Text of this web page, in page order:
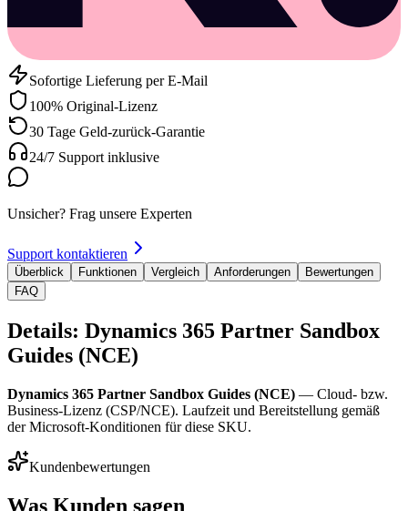
Sofortige Lieferung per E-Mail
100% Original-Lizenz
30 Tage Geld-zurück-Garantie
24/7 Support inklusive
Unsicher? Frag unsere Experten
Support kontaktieren
Überblick Funktionen Vergleich Anforderungen
Bewertungen
FAQ
Details: Dynamics 365 Partner Sandbox
Guides (NCE)
Dynamics 365 Partner Sandbox Guides (NCE) — Cloud- bzw.
Business-Lizenz (CSP/NCE). Laufzeit und Bereitstellung gemäß
der Microsoft-Konditionen für diese SKU.
Kundenbewertungen
Was Kunden sagen